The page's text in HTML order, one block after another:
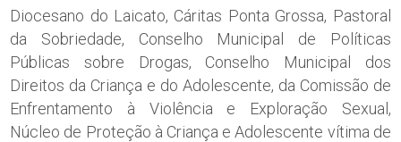
Diocesano do Laicato, Cáritas Ponta Grossa, Pastoral
da Sobriedade, Conselho Municipal de Políticas
Públicas sobre Drogas, Conselho Municipal dos
Direitos da Criança e do Adolescente, da Comissão de
Enfrentamento à Violência e Exploração Sexual,
Núcleo de Proteção à Criança e Adolescente vítima de